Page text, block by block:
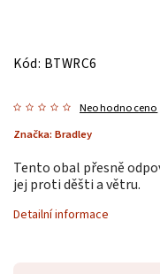
Kód: BTWRC6
Neohodnoceno
Značka: Bradley
Tento obal přesně
jej proti děšti a větru.
Detailní informace